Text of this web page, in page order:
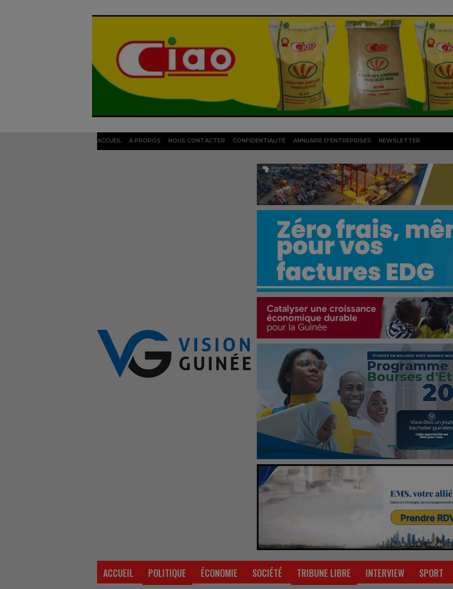
ACCUEIL A PROPOS NOUS CONTACTER CONFIDENTIALITÉ ANNUAIRE D’ENTREPRISES NEWSLETTER
ACCUEIL POLITIQUE ÉCONOMIE SOCIÉTÉ TRIBUNE LIBRE INTERVIEW SPORT